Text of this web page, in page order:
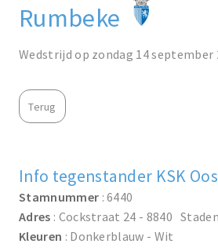
Rumbeke
Wedstrijd op zondag 14 september
Terug
Info tegenstander KSK
Stamnummer : 6440
Adres : Cockstraat 24 - 8840 Staden
Kleuren : Donkerblauw - Wit